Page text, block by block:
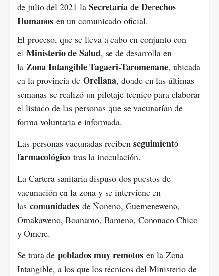
de julio del 2021 la Secretaría de Derechos
Humanos en un comunicado oficial.
El proceso, que se lleva a cabo en conjunto con
el Ministerio de Salud, se de desarrolla en
la Zona Intangible Tagaeri-Taromenane, ubicada
en la provincia de Orellana, donde en las últimas
semanas se realizó un pilotaje técnico para elaborar
el listado de las personas que se vacunarían de
forma voluntaria e informada.
Las personas vacunadas reciben seguimiento
farmacológico tras la inoculación.
La Cartera sanitaria dispuso dos puestos de
vacunación en la zona y se interviene en
las comunidades de Ñoneno, Guemeneweno,
Omakaweno, Boanamo, Bameno, Cononaco Chico
y Omere.
Se trata de poblados muy remotos en la Zona
Intangible, a los que los técnicos del Ministerio de